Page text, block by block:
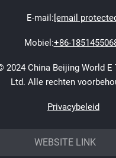
E-mail:[email
Mobiel:+86-
2024 China Beijing World E
Ltd. Alle rechten
Privacybeleid
WEBSITE LINK